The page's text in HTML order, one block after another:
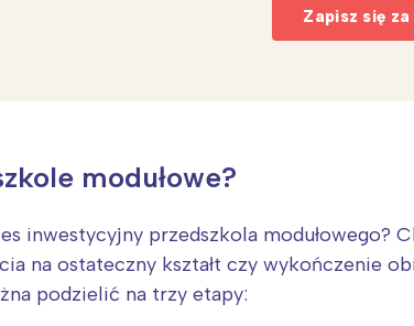
Zapisz się
modułowe?
inwestycyjny przedszkola modułowego?
na ostateczny kształt czy wykończenie
podzielić na trzy etapy:
Interesują mnie wydarzenia z